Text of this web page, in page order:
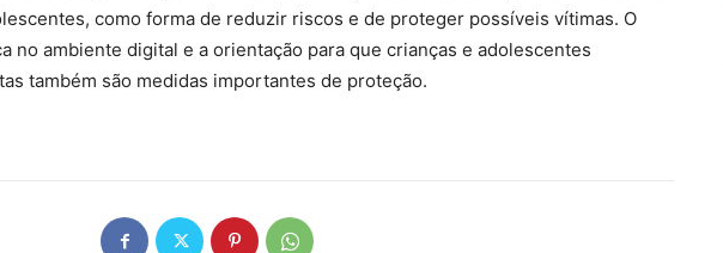
como forma de reduzir riscos e de proteger possíveis vítimas. O
no ambiente digital e a orientação para que crianças e adolescentes
também são medidas importantes de proteção.